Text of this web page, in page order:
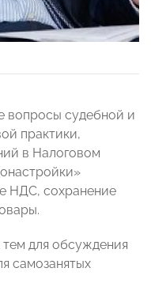
вопросы судебной и
практики,
в Налоговом
НДС, сохранение
для обсуждения
самозанятых